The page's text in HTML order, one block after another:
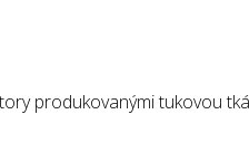
produkovanými tukovou